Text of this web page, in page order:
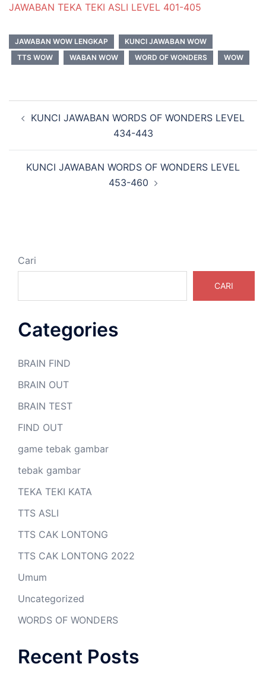
JAWABAN TEKA TEKI ASLI LEVEL 401-405
JAWABAN WOW LENGKAP
KUNCI JAWABAN WOW
TTS WOW
WABAN WOW WORD OF WONDERS WOW
Navigasi
KUNCI JAWABAN WORDS OF WONDERS LEVEL
434-443
KUNCI JAWABAN WORDS OF WONDERS LEVEL
453-460
Cari
CARI
Categories
BRAIN FIND
BRAIN OUT
BRAIN TEST
FIND OUT
game tebak gambar
tebak gambar
TEKA TEKI KATA
TTS ASLI
TTS CAK LONTONG
TTS CAK LONTONG 2022
Umum
Uncategorized
WORDS OF WONDERS
Recent Posts